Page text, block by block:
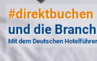
#direktbuchen
und die
Mit dem Deutschen